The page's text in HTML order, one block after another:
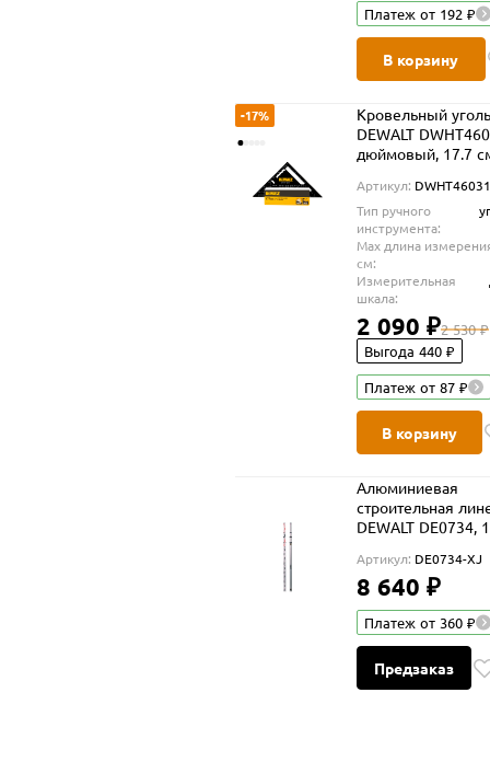
Платеж от 192 ₽
В корзину
-17%
Кровельный
DEWALT
дюймовый, 17.7
Артикул:
Тип ручного
инструмента:
Max длина
cм:
Измерительная
шкала:
2 090 ₽2 530 ₽
Выгода 440 ₽
Платеж от 87 ₽
В корзину
Алюминиевая
строительная
DEWALT DE0734,
Артикул: DE0734-XJ
8 640 ₽
Платеж от 360 ₽
Предзаказ